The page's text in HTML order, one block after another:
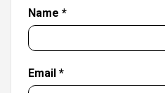
Name *
Email *